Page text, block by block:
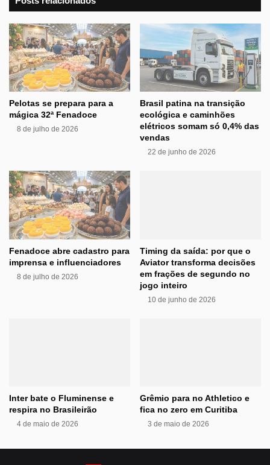
Pelotas se prepara para a
mágica 32ª Fenadoce
8 de julho de 2026
Brasil patina na transição
ecológica e caminhões
elétricos somam só 0,4% das
vendas
22 de junho de 2026
Fenadoce abre cadastro para
imprensa e influenciadores
8 de julho de 2026
Timing da saída: por que o
Aviator transforma decisões
em frações de segundo no
jogo inteiro
10 de junho de 2026
Inter bate o Fluminense e
respira no Brasileirão
4 de maio de 2026
Grêmio para no Athletico e
fica no zero em Curitiba
3 de maio de 2026